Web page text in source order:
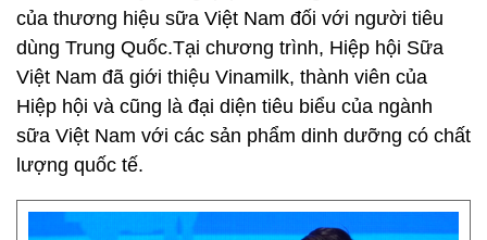
của thương hiệu sữa Việt Nam đối với người tiêu
dùng Trung Quốc.Tại chương trình, Hiệp hội Sữa
Việt Nam đã giới thiệu Vinamilk, thành viên của
Hiệp hội và cũng là đại diện tiêu biểu của ngành
sữa Việt Nam với các sản phẩm dinh dưỡng có chất
lượng quốc tế.